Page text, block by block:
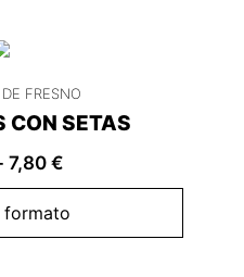
FRESNO
CON SETAS
7,80 €
formato